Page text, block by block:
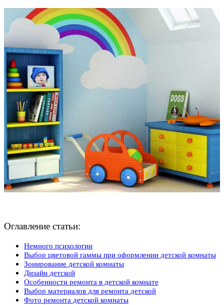
Оглавление статьи:
Немного психологии
Выбор цветовой гаммы при оформлении детской комнаты
Зонирование детской комнаты
Дизайн детской
Особенности ремонта в детской комнате
Выбор материалов для ремонта детской
Фото ремонта детской комнаты